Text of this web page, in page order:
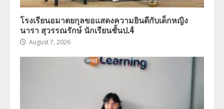
โรงเรียนอมาตยกุลขอแสดงความยินดีกับเด็กหญิง
นารา สุวรรณรักษ์ นักเรียนชั้นป.4
August 7, 2026